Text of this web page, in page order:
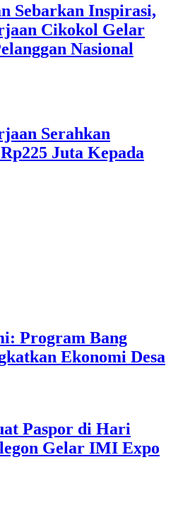
Sebarkan Inspirasi,
Cikokol Gelar
Nasional
Serahkan
Juta Kepada
Program Bang
Ekonomi Desa
Paspor di Hari
Gelar IMI Expo